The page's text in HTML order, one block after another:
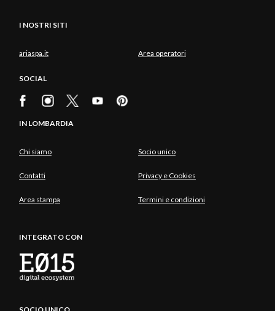
I NOSTRI SITI
ariaspa.it Area operatori
SOCIAL
IN LOMBARDIA
Chi siamo Socio unico
Contatti Privacy e Cookies
Area stampa Termini e condizioni
INTEGRATO CON